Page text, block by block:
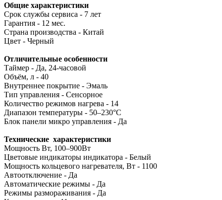
Общие характеристики
Срок службы сервиса - 7 лет
Гарантия - 12 мес.
Страна производства - Китай
Цвет - Черный
Отличительные особенности
Таймер - Да, 24-часовой
Объём, л - 40
Внутреннее покрытие - Эмаль
Тип управления - Сенсорное
Количество режимов нагрева - 14
Диапазон температуры - 50–230°C
Блок панели микро управления - Да
Технические характеристики
Мощность Вт, 100–900Вт
Цветовые индикаторы индикатора - Белый
Мощность кольцевого нагревателя, Вт - 1100
Автоотключение - Да
Автоматические режимы - Да
Режимы размораживания - Да